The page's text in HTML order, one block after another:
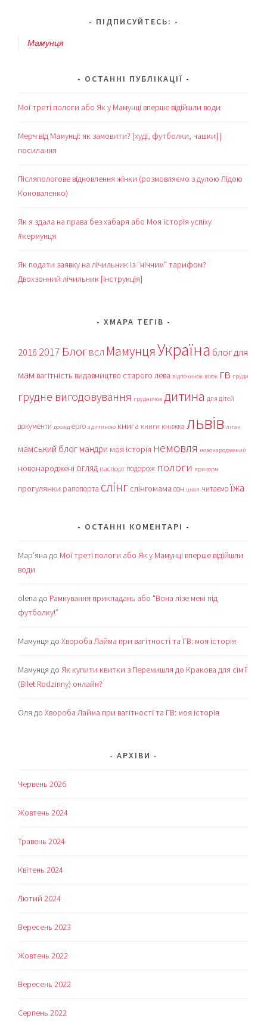
ПІДПИСУЙТЕСЬ:
Мамунця
ОСТАННІ ПУБЛІКАЦІЇ
Мої треті пологи або Як у Мамунці вперше відійшли води
Мерч від Мамунці: як замовити? [худі, футболки, чашки] |
посилання
Післяпологове відновлення жінки (розмовляємо з дулою Лідою
Коноваленко)
Як я здала на права без хабаря або Моя історія успіху
#кермунця
Як подати заявку на лічильник із “нічним” тарифом?
Двохзонний лічильник [інструкція]
ХМАРА ТЕГІВ
2016 2017 Блог ВСЛ МамунцяУкраїна блог для
мам вагітність видавництво старого лева відпочинок візок гв груди
грудне вигодовування грудничок дитина для дітей
документи досвід ерго з дитиною книга книги книжка львів літак
мамський блог мандри моя історія немовля новонароджений
новонароджені огляд паспорт подорож пологи прикорм
прогулянки рапопорта слінг слінгомама сон цнап читаємоїжа
ОСТАННІ КОМЕНТАРІ
Мар’яна до Мої треті пологи або Як у Мамунці вперше відійшли
води
olena до Рамкування прикладань або “Вона лізе мені під
футболку!”
Мамунця доХвороба Лайма при вагітності та ГВ: моя історія
Мамунця до Як купити квитки з Перемишля до Кракова для сім’ї
(Bilet Rodzinny) онлайн?
Оля доХвороба Лайма при вагітності та ГВ: моя історія
АРХІВИ
Червень 2026
Жовтень 2024
Травень 2024
Квітень 2024
Лютий 2024
Вересень 2023
Жовтень 2022
Вересень 2022
Серпень 2022